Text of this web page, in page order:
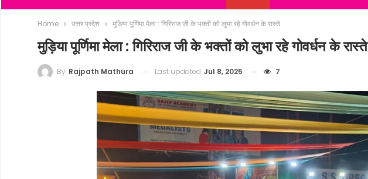
Home उत्तर प्रदेश मुड़िया पूर्णिमा मेला : गिरिराज जी के भक्तों को लुभा रहे गोवर्धन के रास्ते
मुड़िया पूर्णिमा मेला : गिरिराज जी के भक्तों को लुभा रहे गोवर्धन के रास्ते
By Rajpath Mathura Last updated Jul 8, 2025 7